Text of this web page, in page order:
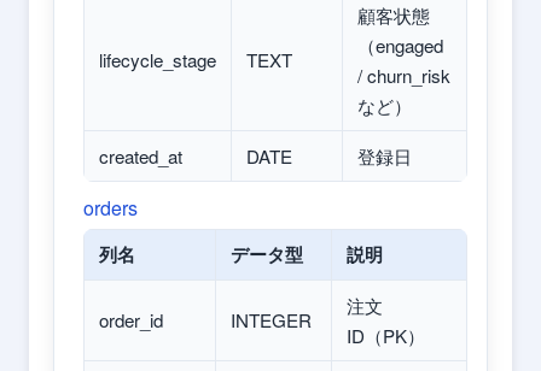
lifecycle_stage TEXT
顧客状態
（engaged
/ churn_risk
など）
created_at
DATE 登録日
orders
列名 データ型 説明
order_id INTEGER
注文
ID（PK）